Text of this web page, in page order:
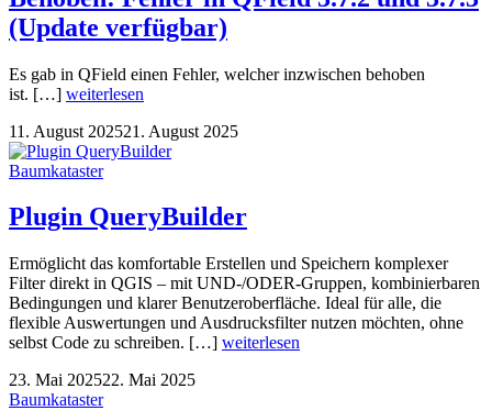
(Update verfügbar)
Es gab in QField einen Fehler, welcher inzwischen behoben
ist. […] weiterlesen
11. August 202521. August 2025
Baumkataster
Plugin QueryBuilder
Ermöglicht das komfortable Erstellen und Speichern komplexer
Filter direkt in QGIS – mit UND-/ODER-Gruppen, kombinierbaren
Bedingungen und klarer Benutzeroberfläche. Ideal für alle, die
flexible Auswertungen und Ausdrucksfilter nutzen möchten, ohne
selbst Code zu schreiben. […] weiterlesen
23. Mai 202522. Mai 2025
Baumkataster